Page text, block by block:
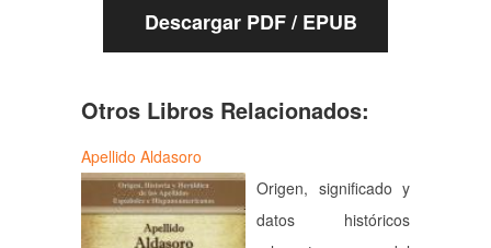
Descargar PDF / EPUB
Otros Libros Relacionados:
Apellido Aldasoro
Origen, significado y
datos históricos